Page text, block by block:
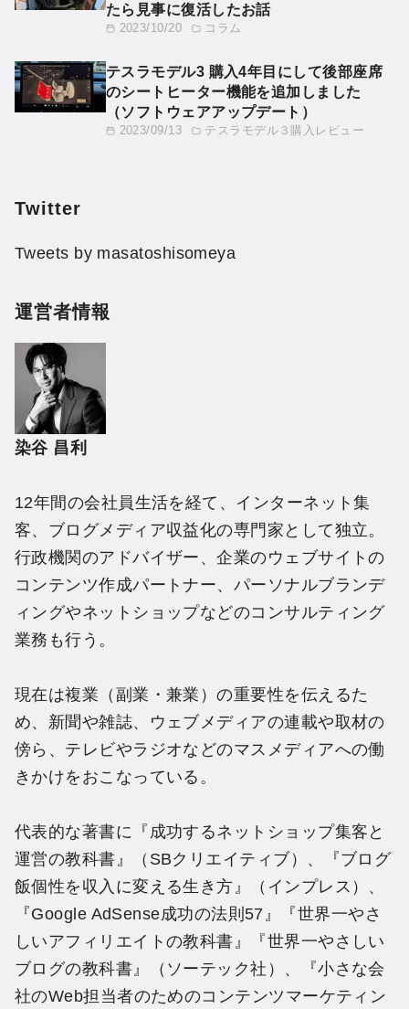
2023/10/20 コラム
たら見事に復活したお話
2023/09/13 テスラモデル３購入レビュー
テスラモデル3 購入4年目にして後部座席
のシートヒーター機能を追加しました
（ソフトウェアアップデート）
Twitter
Tweets by masatoshisomeya
運営者情報
染谷 昌利
12年間の会社員生活を経て、インターネット集
客、ブログメディア収益化の専門家として独立。
行政機関のアドバイザー、企業のウェブサイトの
コンテンツ作成パートナー、パーソナルブランデ
ィングやネットショップなどのコンサルティング
業務も行う。
現在は複業（副業・兼業）の重要性を伝えるた
め、新聞や雑誌、ウェブメディアの連載や取材の
傍ら、テレビやラジオなどのマスメディアへの働
きかけをおこなっている。
代表的な著書に『成功するネットショップ集客と
運営の教科書』（SBクリエイティブ）、『ブログ
飯個性を収入に変える生き方』（インプレス）、
『Google AdSense成功の法則57』『世界一やさ
しいアフィリエイトの教科書』『世界一やさしい
ブログの教科書』（ソーテック社）、『小さな会
社のWeb担当者のためのコンテンツマーケティン